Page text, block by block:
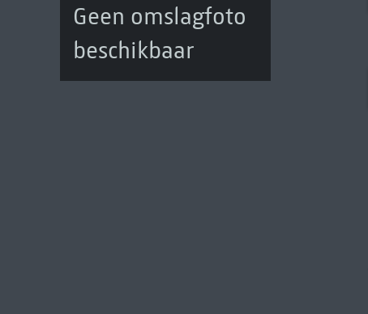
Geen omslagfoto
beschikbaar